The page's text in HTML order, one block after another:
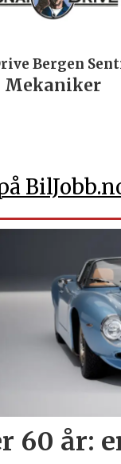
Bergen
Mekaniker
60 år: